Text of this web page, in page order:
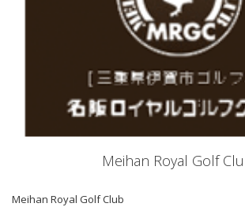
Meihan Royal Golf
Meihan Royal Golf Club